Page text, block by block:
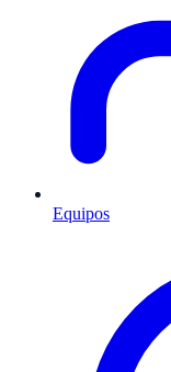
Equipos